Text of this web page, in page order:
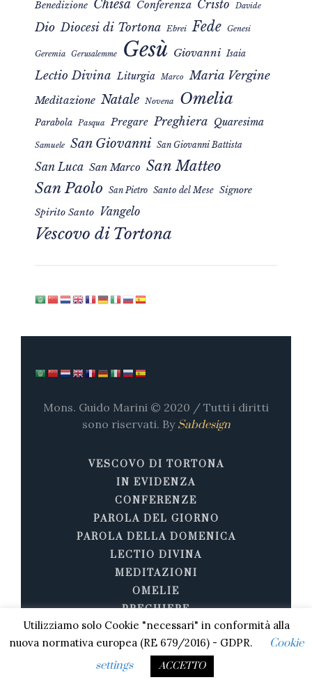
Benedizione Chiesa Conferenza Cristo Davide
Dio Diocesi di Tortona Ebrei Fede Genesi
Geremia Gerusalemme Gesù Giovanni Isaia
Lectio Divina Liturgia Marco Maria Vergine
Meditazione Natale Novena Omelia
Parabola Pasqua Pregare Preghiera Quaresima
Samuele San Giovanni San Giovanni Battista
San Luca San Marco San Matteo
San Paolo San Pietro Santo del Mese Signore
Spirito Santo Vangelo
Vescovo di Tortona
Mons. Guido Marini © 2020 / Tutti i diritti
sono riservati. By Sabdesign
VESCOVO DI TORTONA
IN EVIDENZA
CONFERENZE
PAROLA DEL GIORNO
PAROLA DELLA DOMENICA
LECTIO DIVINA
MEDITAZIONI
OMELIE
PREGHIERE
STORIE DI SANTITÀ
VIDEO E AUDIO
Utilizziamo solo Cookie "necessari" in conformità alla
nuova normativa europea (RE 679/2016) - GDPR.
Cookie
settings
ACCETTO